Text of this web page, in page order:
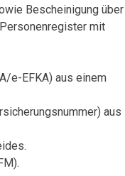
Bescheinigung über
mit
e-EFKA) aus einem
aus